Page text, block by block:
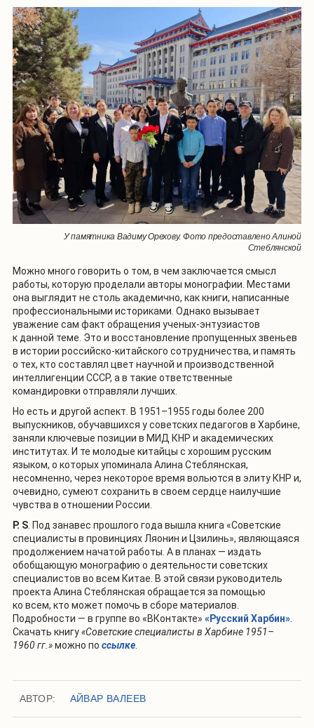
У памятника Вадиму Орехову. Фото предоставлено Алиной
Стеблянской
Можно много говорить о том, в чем заключается смысл
работы, которую проделали авторы монографии. Местами
она выглядит не столь академично, как книги, написанные
профессиональными историками. Однако вызывает
уважение сам факт обращения ученых-энтузиастов
к данной теме. Это и восстановление пропущенных звеньев
в истории российско-китайского сотрудничества, и память
о тех, кто составлял цвет научной и производственной
интеллигенции СССР, а в такие ответственные
командировки отправляли лучших.
Но есть и другой аспект. В 1951–1955 годы более 200
выпускников, обучавшихся у советских педагогов в Харбине,
заняли ключевые позиции в МИД КНР и академических
институтах. И те молодые китайцы с хорошим русским
языком, о которых упоминала Алина Стеблянская,
несомненно, через некоторое время вольются в элиту КНР и,
очевидно, сумеют сохранить в своем сердце наилучшие
чувства в отношении России.
P. S . Под занавес прошлого года вышла книга «Советские
специалисты в провинциях Ляонин и Цзилинь», являющаяся
продолжением начатой работы. А в планах — издать
обобщающую монографию о деятельности советских
специалистов во всем Китае. В этой связи руководитель
проекта Алина Стеблянская обращается за помощью
ко всем, кто может помочь в сборе материалов.
Подробности — в группе во «ВКонтакте» «Русский Харбин»
Скачать книгу«Советские специалисты в Харбине 1951–
1960 гг.»можно по ссылке
АВТОР: АЙВАР ВАЛЕЕВ